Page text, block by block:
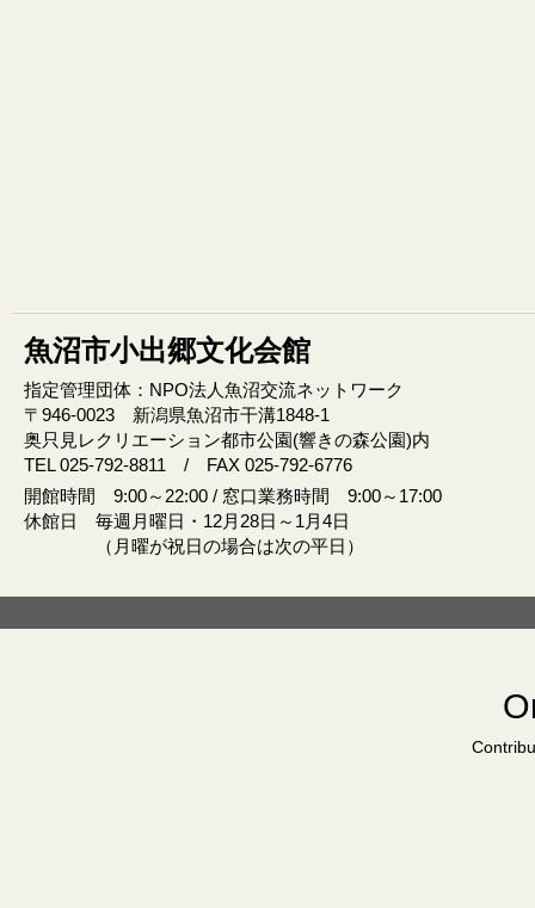
魚沼市小出郷文化会館
指定管理団体：NPO法人魚沼交流ネットワーク
〒946‐0023 新潟県魚沼市干溝1848‐1
奥只見レクリエーション都市公園(響きの森公園)内
TEL 025-792-8811 / FAX 025-792-6776
開館時間 9:00～22:00 / 窓口業務時間 9:00～17:00
休館日 毎週月曜日・12月28日～1月4日
（月曜が祝日の場合は次の平日）